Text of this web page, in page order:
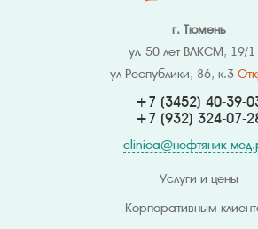
г. Тюмень
ул. 50 лет ВЛКСМ, 19/
ул Республики, 86, к.3
+7 (3452) 40-39-
+7 (932) 324-07-
clinica@нефтяник-
Услуги и цены
Корпоративным